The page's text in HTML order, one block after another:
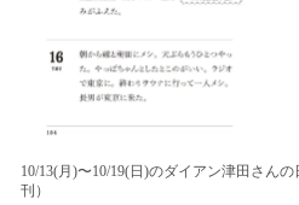
10/13(月)〜10/19(日)のダイアン津田さん
刊）